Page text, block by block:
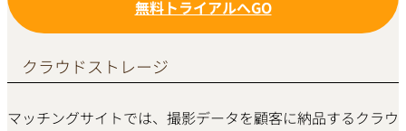
無料トライアルへGO
クラウドストレージ
マッチングサイトでは、撮影データを顧客に納品するクラウ